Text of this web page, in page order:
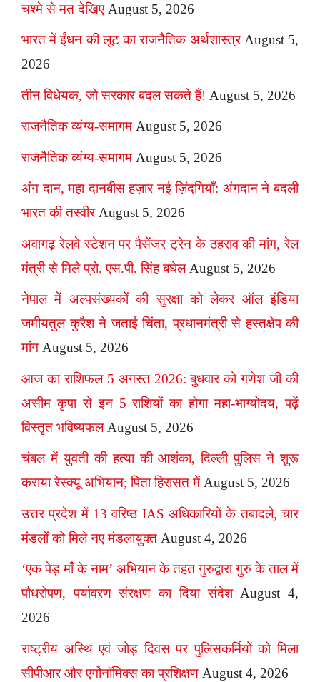
चश्मे से मत देखिए August 5, 2026
भारत में ईंधन की लूट का राजनैतिक अर्थशास्त्र August 5,
2026
तीन विधेयक, जो सरकार बदल सकते हैं! August 5, 2026
राजनैतिक व्यंग्य-समागम August 5, 2026
राजनैतिक व्यंग्य-समागम August 5, 2026
अंग दान, महा दानबीस हज़ार नई ज़िंदगियाँ: अंगदान ने बदली
भारत की तस्वीर August 5, 2026
अवागढ़ रेलवे स्टेशन पर पैसेंजर ट्रेन के ठहराव की मांग, रेल
मंत्री से मिले प्रो. एस.पी. सिंह बघेल August 5, 2026
नेपाल में अल्पसंख्यकों की सुरक्षा को लेकर ऑल इंडिया
जमीयतुल कुरैश ने जताई चिंता, प्रधानमंत्री से हस्तक्षेप की
मांग August 5, 2026
आज का राशिफल 5 अगस्त 2026: बुधवार को गणेश जी की
असीम कृपा से इन 5 राशियों का होगा महा-भाग्योदय, पढ़ें
विस्तृत भविष्यफल August 5, 2026
चंबल में युवती की हत्या की आशंका, दिल्ली पुलिस ने शुरू
कराया रेस्क्यू अभियान; पिता हिरासत में August 5, 2026
उत्तर प्रदेश में 13 वरिष्ठ IAS अधिकारियों के तबादले, चार
मंडलों को मिले नए मंडलायुक्त August 4, 2026
‘एक पेड़ माँ के नाम’ अभियान के तहत गुरुद्वारा गुरु के ताल में
पौधरोपण, पर्यावरण संरक्षण का दिया संदेश August 4,
2026
राष्ट्रीय अस्थि एवं जोड़ दिवस पर पुलिसकर्मियों को मिला
सीपीआर और एर्गोनॉमिक्स का प्रशिक्षण August 4, 2026